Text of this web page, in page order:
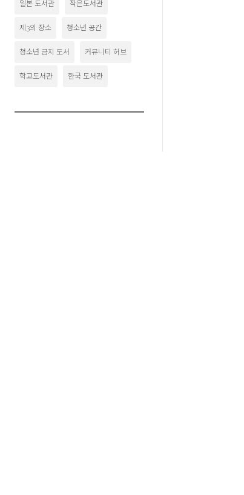
일본 도서관 작은도서관
제3의 장소 청소년 공간
청소년 금지 도서 커뮤니티 허브
학교도서관 한국 도서관